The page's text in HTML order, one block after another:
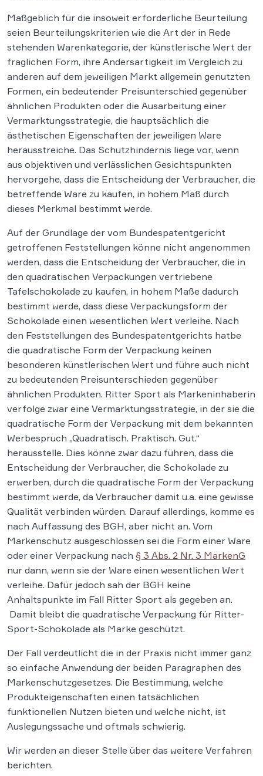
Maßgeblich für die insoweit erforderliche Beurteilung
seien Beurteilungskriterien wie die Art der in Rede
stehenden Warenkategorie, der künstlerische Wert der
fraglichen Form, ihre Andersartigkeit im Vergleich zu
anderen auf dem jeweiligen Markt allgemein genutzten
Formen, ein bedeutender Preisunterschied gegenüber
ähnlichen Produkten oder die Ausarbeitung einer
Vermarktungsstrategie, die hauptsächlich die
ästhetischen Eigenschaften der jeweiligen Ware
herausstreiche. Das Schutzhindernis liege vor, wenn
aus objektiven und verlässlichen Gesichtspunkten
hervorgehe, dass die Entscheidung der Verbraucher, die
betreffende Ware zu kaufen, in hohem Maß durch
dieses Merkmal bestimmt werde.
Auf der Grundlage der vom Bundespatentgericht
getroffenen Feststellungen könne nicht angenommen
werden, dass die Entscheidung der Verbraucher, die in
den quadratischen Verpackungen vertriebene
Tafelschokolade zu kaufen, in hohem Maße dadurch
bestimmt werde, dass diese Verpackungsform der
Schokolade einen wesentlichen Wert verleihe. Nach
den Feststellungen des Bundespatentgerichts hatbe
die quadratische Form der Verpackung keinen
besonderen künstlerischen Wert und führe auch nicht
zu bedeutenden Preisunterschieden gegenüber
ähnlichen Produkten. Ritter Sport als Markeninhaberin
verfolge zwar eine Vermarktungsstrategie, in der sie die
quadratische Form der Verpackung mit dem bekannten
Werbespruch „Quadratisch. Praktisch. Gut.“
herausstelle. Dies könne zwar dazu führen, dass die
Entscheidung der Verbraucher, die Schokolade zu
erwerben, durch die quadratische Form der Verpackung
bestimmt werde, da Verbraucher damit u.a. eine gewisse
Qualität verbinden würden. Darauf allerdings, komme es
nach Auffassung des BGH, aber nicht an. Vom
Markenschutz ausgeschlossen sei die Form einer Ware
oder einer Verpackung nach § 3 Abs. 2 Nr. 3 MarkenG
nur dann, wenn sie der Ware einen wesentlichen Wert
verleihe. Dafür jedoch sah der BGH keine
Anhaltspunkte im Fall Ritter Sport als gegeben an.
Damit bleibt die quadratische Verpackung für Ritter-
Sport-Schokolade als Marke geschützt.
Der Fall verdeutlicht die in der Praxis nicht immer ganz
so einfache Anwendung der beiden Paragraphen des
Markenschutzgesetzes. Die Bestimmung, welche
Produkteigenschaften einen tatsächlichen
funktionellen Nutzen bieten und welche nicht, ist
Auslegungssache und oftmals schwierig.
Wir werden an dieser Stelle über das weitere Verfahren
berichten.